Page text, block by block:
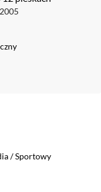
2005
/Sportowy